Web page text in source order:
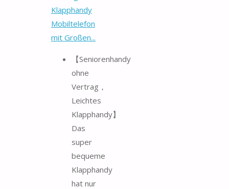
Klapphandy
Mobiltelefon
mit Großen...
【Seniorenhandy
ohne
Vertrag，
Leichtes
Klapphandy】
Das
super
bequeme
Klapphandy
hat nur